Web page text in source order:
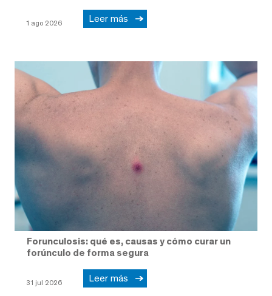
1 ago 2026 Leer más
Forunculosis: qué es, causas y cómo curar un
forúnculo de forma segura
31 jul 2026 Leer más